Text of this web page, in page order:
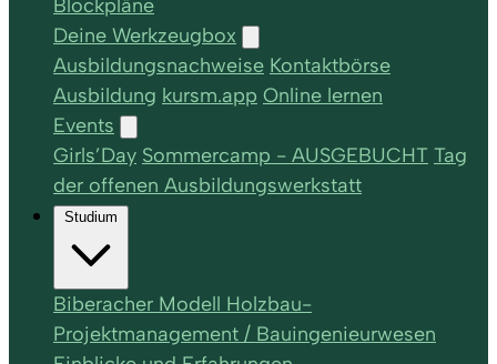
Blockpläne
Deine Werkzeugbox
Ausbildungsnachweise Kontaktbörse
Ausbildung kursm.app Online lernen
Events
Girls’Day Sommercamp - AUSGEBUCHT Tag
der offenen Ausbildungswerkstatt
Studium
Biberacher Modell Holzbau-
Projektmanagement / Bauingenieurwesen